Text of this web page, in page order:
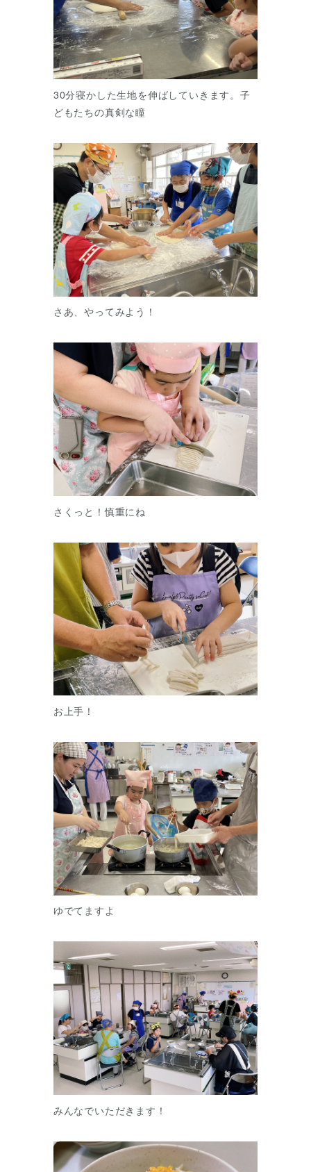
30分寝かした生地を伸ばしていきます。子
どもたちの真剣な瞳
さあ、やってみよう！
さくっと！慎重にね
お上手！
ゆでてますよ
みんなでいただきます！